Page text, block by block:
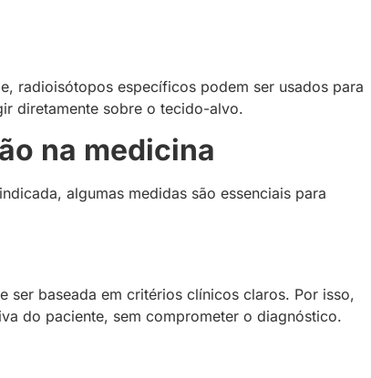
radioisótopos específicos podem ser usados para
diretamente sobre o tecido-alvo.
na medicina
algumas medidas são essenciais para
ser baseada em critérios clínicos claros. Por isso,
do paciente, sem comprometer o diagnóstico.